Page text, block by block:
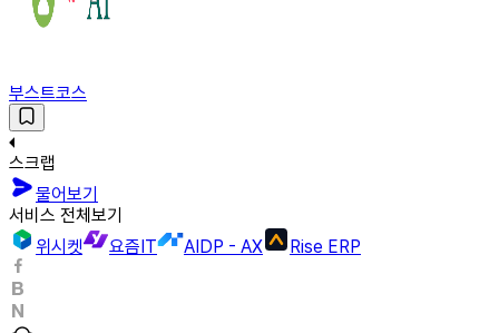
부스트코스
스크랩
물어보기
서비스 전체보기
위시켓
요즘IT AIDP - AX Rise ERP